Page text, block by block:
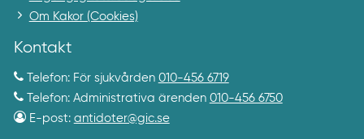
Om Kakor (Cookies)
Kontakt
Telefon: För sjukvården 010-456 6719
Telefon: Administrativa ärenden 010-456 6750
E-post: antidoter@gic.se